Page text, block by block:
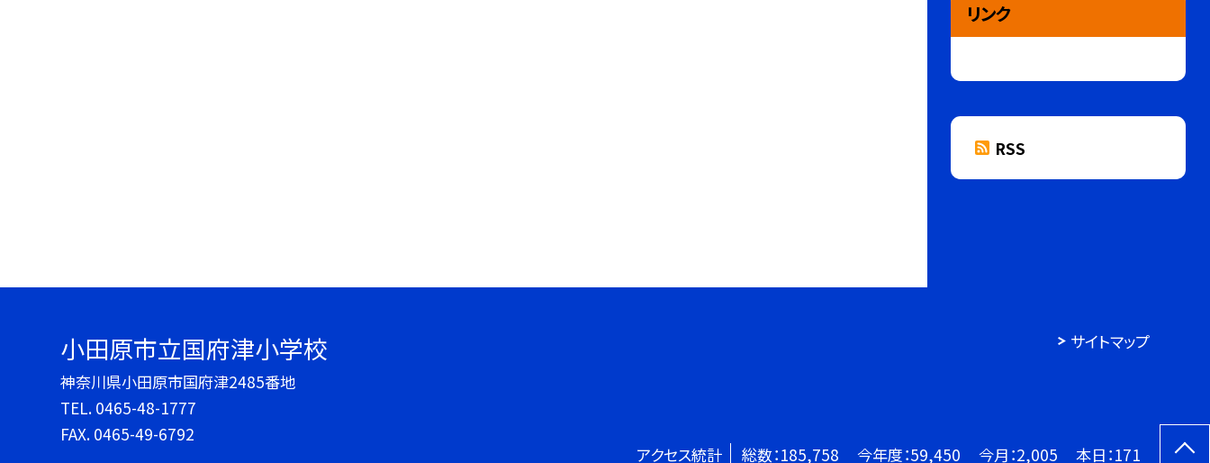
リンク
RSS
小田原市立国府津小学校
神奈川県小田原市国府津2485番地
TEL. 0465-48-1777
FAX. 0465-49-6792
サイトマップ
アクセス統計 総数：185,758 今年度：59,450 今月：2,005 本日：171